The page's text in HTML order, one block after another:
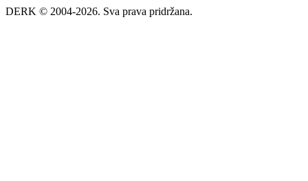
DERK © 2004-2026. Sva prava pridržana.